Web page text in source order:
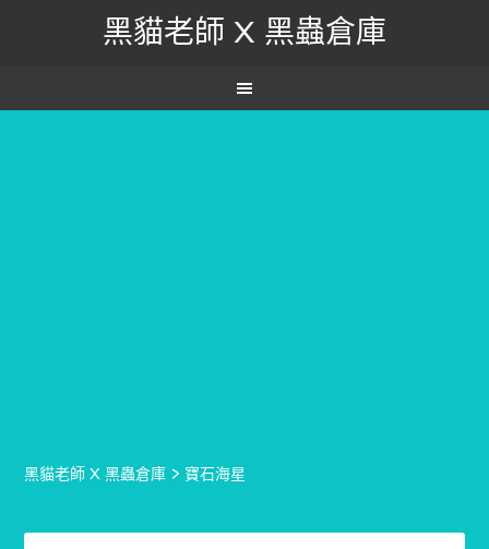
黑貓老師 X 黑蟲倉庫
黑貓老師 X 黑蟲倉庫 > 寶石海星